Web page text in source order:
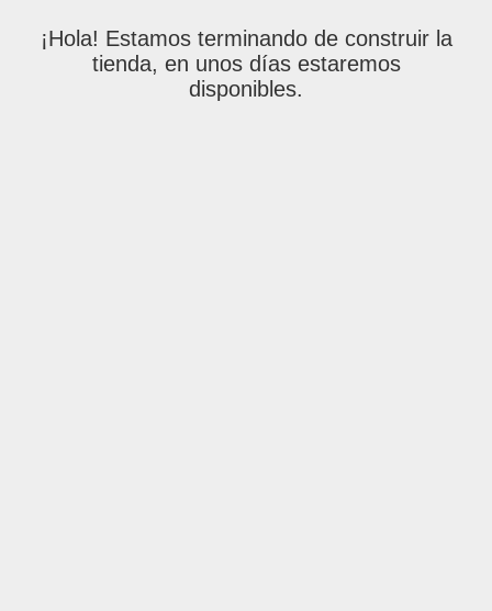
¡Hola! Estamos terminando de construir la
tienda, en unos días estaremos
disponibles.